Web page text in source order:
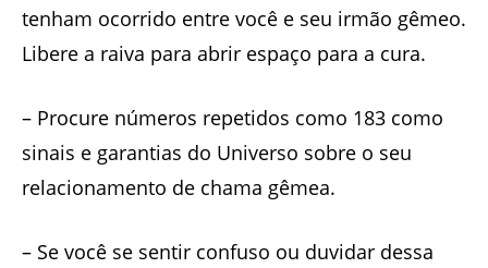
tenham ocorrido entre você e seu irmão gêmeo.
Libere a raiva para abrir espaço para a cura.
– Procure números repetidos como 183 como
sinais e garantias do Universo sobre o seu
relacionamento de chama gêmea.
– Se você se sentir confuso ou duvidar dessa